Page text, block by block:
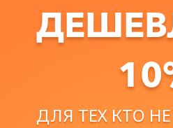
ДЛЯ ТЕХ КТО